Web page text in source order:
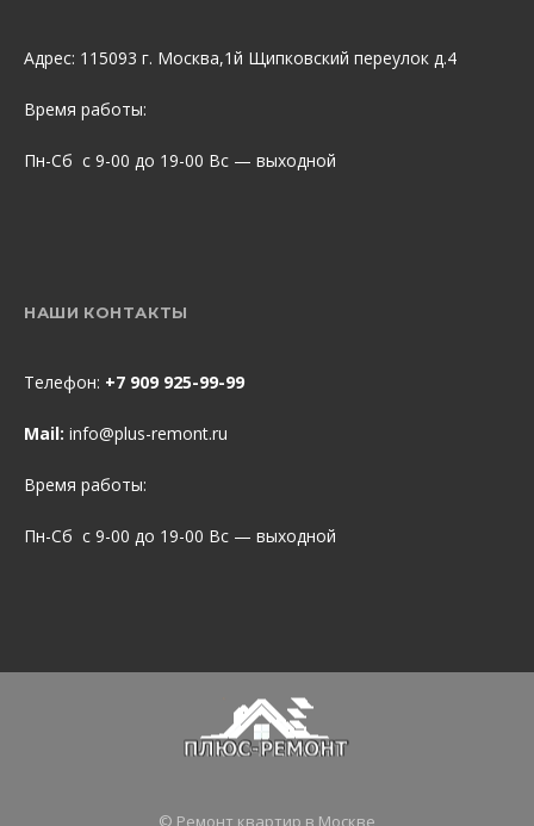
Адрес: 115093 г. Москва,1й Щипковский переулок д.4
Время работы:
Пн-Сб с 9-00 до 19-00 Вс — выходной
НАШИ КОНТАКТЫ
Телефон: +7 909 925-99-99
Mail: info@plus-remont.ru
Время работы:
Пн-Сб с 9-00 до 19-00 Вс — выходной
© Ремонт квартир в Москве